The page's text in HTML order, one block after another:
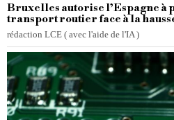
Bruxelles autorise l’Espagne à
transport routier face à la
rédaction LCE ( avec l'aide de l'IA )